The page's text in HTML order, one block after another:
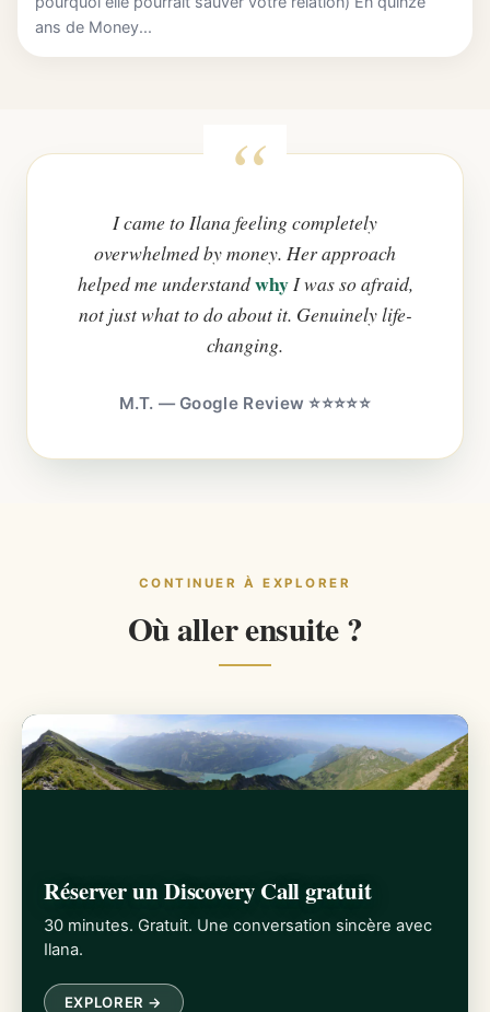
ans de Money...
I came to Ilana feeling completely
overwhelmed by money. Her approach
helped me understandwhyI was so afraid,
not just what to do about it. Genuinely life-
changing.
M.T. — Google Review ⭐⭐⭐⭐⭐
CONTINUER À EXPLORER
Où aller ensuite ?
Réserver un Discovery Call gratuit
30 minutes. Gratuit. Une conversation sincère avec
Ilana.
EXPLORER →